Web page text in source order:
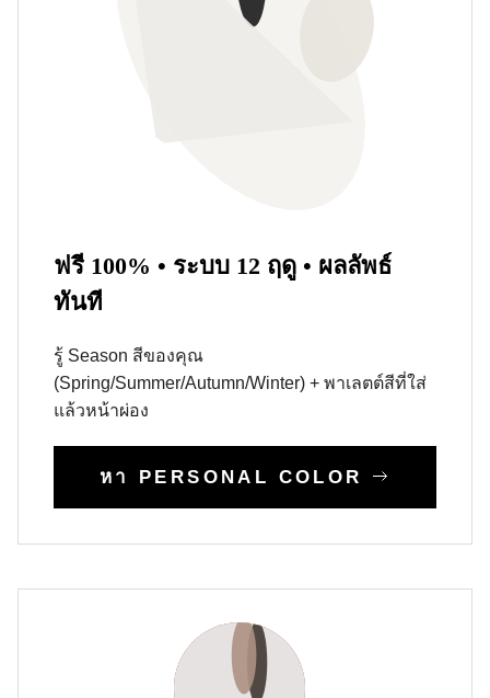
ฟรี 100% • ระบบ 12 ฤดู • ผลลัพธ์
ทันที
รู้ Season สีของคุณ
(Spring/Summer/Autumn/Winter) + พาเลตต์สีที่ใส่
แล้วหน้าผ่อง
หา PERSONAL COLOR